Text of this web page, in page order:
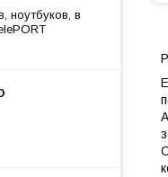
ноутбуков, в